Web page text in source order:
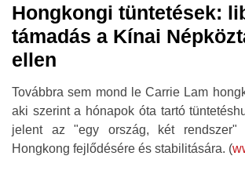
Hongkongi tüntetések:
támadás a Kínai
ellen
Továbbra sem mond le Carrie Lam
aki szerint a hónapok óta tartó
jelent az "egy ország, két rendszer"
Hongkong fejlődésére és stabilitására. (